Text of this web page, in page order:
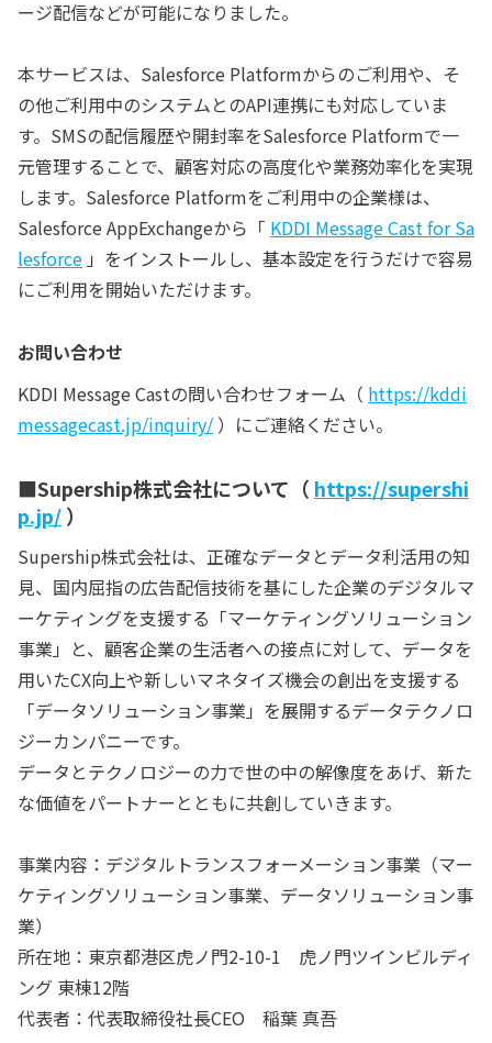
ージ配信などが可能になりました。
本サービスは、Salesforce Platformからのご利用や、そ
の他ご利用中のシステムとのAPI連携にも対応していま
す。SMSの配信履歴や開封率をSalesforce Platformで一
元管理することで、顧客対応の高度化や業務効率化を実現
します。Salesforce Platformをご利用中の企業様は、
Salesforce AppExchangeから「 KDDI Message Cast for Sa
lesforce 」をインストールし、基本設定を行うだけで容易
にご利用を開始いただけます。
お問い合わせ
KDDI Message Castの問い合わせフォーム（ https://kddi
messagecast.jp/inquiry/ ）にご連絡ください。
■Supership株式会社について（ https://supershi
p.jp/）
Supership株式会社は、正確なデータとデータ利活用の知
見、国内屈指の広告配信技術を基にした企業のデジタルマ
ーケティングを支援する「マーケティングソリューション
事業」と、顧客企業の生活者への接点に対して、データを
用いたCX向上や新しいマネタイズ機会の創出を支援する
「データソリューション事業」を展開するデータテクノロ
ジーカンパニーです。
データとテクノロジーの力で世の中の解像度をあげ、新た
な価値をパートナーとともに共創していきます。
事業内容：デジタルトランスフォーメーション事業（マー
ケティングソリューション事業、データソリューション事
業）
所在地：東京都港区虎ノ門2-10-1 虎ノ門ツインビルディ
ング 東棟12階
代表者：代表取締役社長CEO 稲葉 真吾